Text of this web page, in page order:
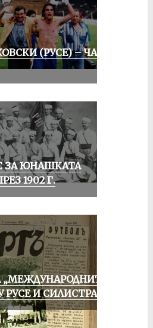
(РУСЕ) – ЧАСТ
ЗА ЮНАШКАТА
1902 Г.
„МЕЖДУНАРОДНИТЕ“
РУСЕ И СИЛИСТРА